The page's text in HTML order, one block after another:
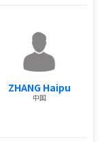
ZHANG Haipu
中国